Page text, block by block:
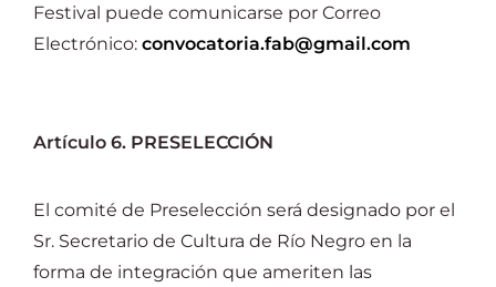
Festival puede comunicarse por Correo
Electrónico: convocatoria.fab@gmail.com
Artículo 6. PRESELECCIÓN
El comité de Preselección será designado por el
Sr. Secretario de Cultura de Río Negro en la
forma de integración que ameriten las